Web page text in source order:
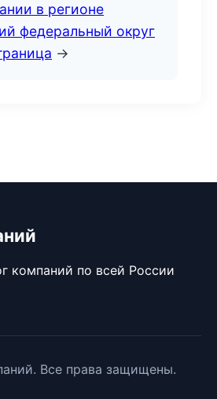
в регионе
федеральный округ
→
компаний по всей России
Все права защищены.